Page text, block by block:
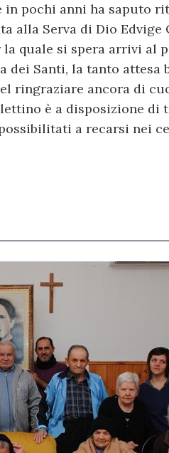
in pochi anni ha saputo
alla Serva di Dio Edvige
la quale si spera arrivi al
dei Santi, la tanto attesa
ringraziare ancora di
è a disposizione di
a recarsi nei